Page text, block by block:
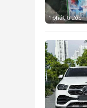
1 phút trước